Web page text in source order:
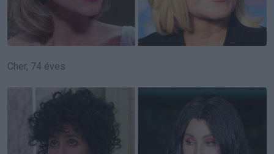
Cher, 74 éves